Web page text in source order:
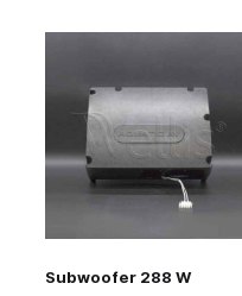
Subwoofer 288 W